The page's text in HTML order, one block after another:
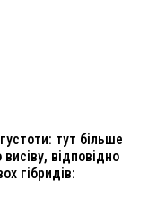
тут більше
відповідно
гібридів: